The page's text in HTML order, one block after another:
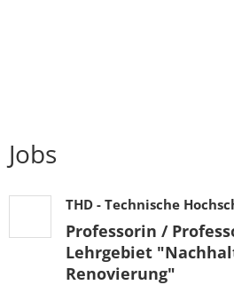
Jobs
THD - Technische
Professorin /
Lehrgebiet
Renovierung"